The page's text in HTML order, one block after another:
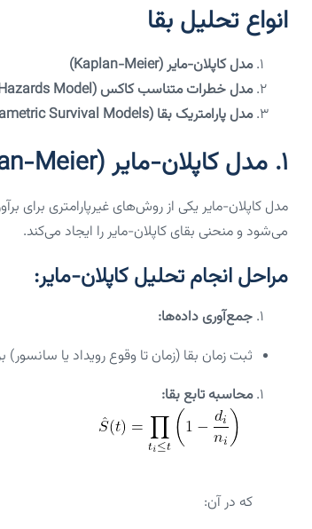
انواع تحلیل بقا
مدل کاپلان-مایر (Kaplan-Meier)
مدل خطرات متناسب کاکس (Cox Proportional Hazards Model)
مدل پارامتریک بقا (Parametric Survival Models)
۱. مدل کاپلان-مایر (Kaplan-Meier)
مدل کاپلان-مایر یکی از روش‌های غیرپارامتری
می‌شود و منحنی بقای کاپلان-مایر را ایجاد می‌کند.
مراحل انجام تحلیل کاپلان-مایر:
جمع‌آوری داده‌ها:
ثبت زمان بقا (زمان تا وقوع رویداد یا سانسور)
محاسبه تابع بقا:
که در آن: